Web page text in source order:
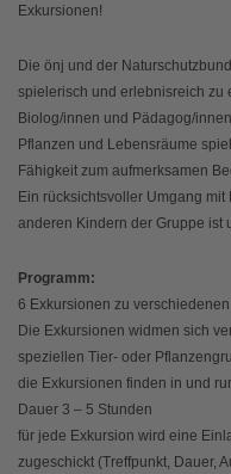
Exkursionen!
Die önj und der
spielerisch und erlebnisreich zu
Biolog/innen und Pädagog/
Pflanzen und Lebensräume
Fähigkeit zum aufmerksamen
Ein rücksichtsvoller Umgang
anderen Kindern der Gruppe ist
Programm:
6 Exkursionen zu
Die Exkursionen widmen sich
speziellen Tier- oder
die Exkursionen finden in und
Dauer 3 – 5 Stunden
für jede Exkursion wird eine
zugeschickt (Treffpunkt, Dauer,